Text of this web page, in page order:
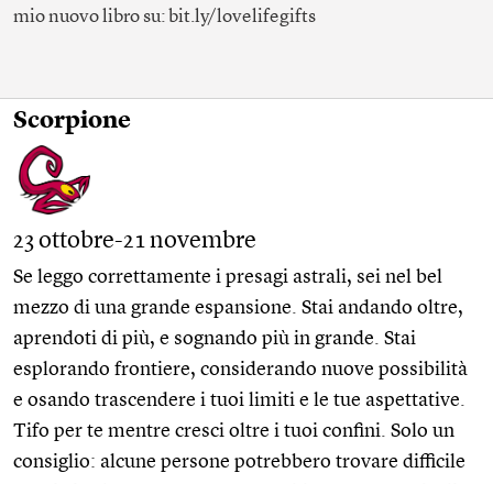
mio nuovo libro su: bit.ly/lovelifegifts
Scorpione
23 ottobre-21 novembre
Se leggo correttamente i presagi astrali, sei nel bel
mezzo di una grande espansione. Stai andando oltre,
aprendoti di più, e sognando più in grande. Stai
esplorando frontiere, considerando nuove possibilità
e osando trascendere i tuoi limiti e le tue aspettative.
Tifo per te mentre cresci oltre i tuoi confini. Solo un
consiglio: alcune persone potrebbero trovare difficile